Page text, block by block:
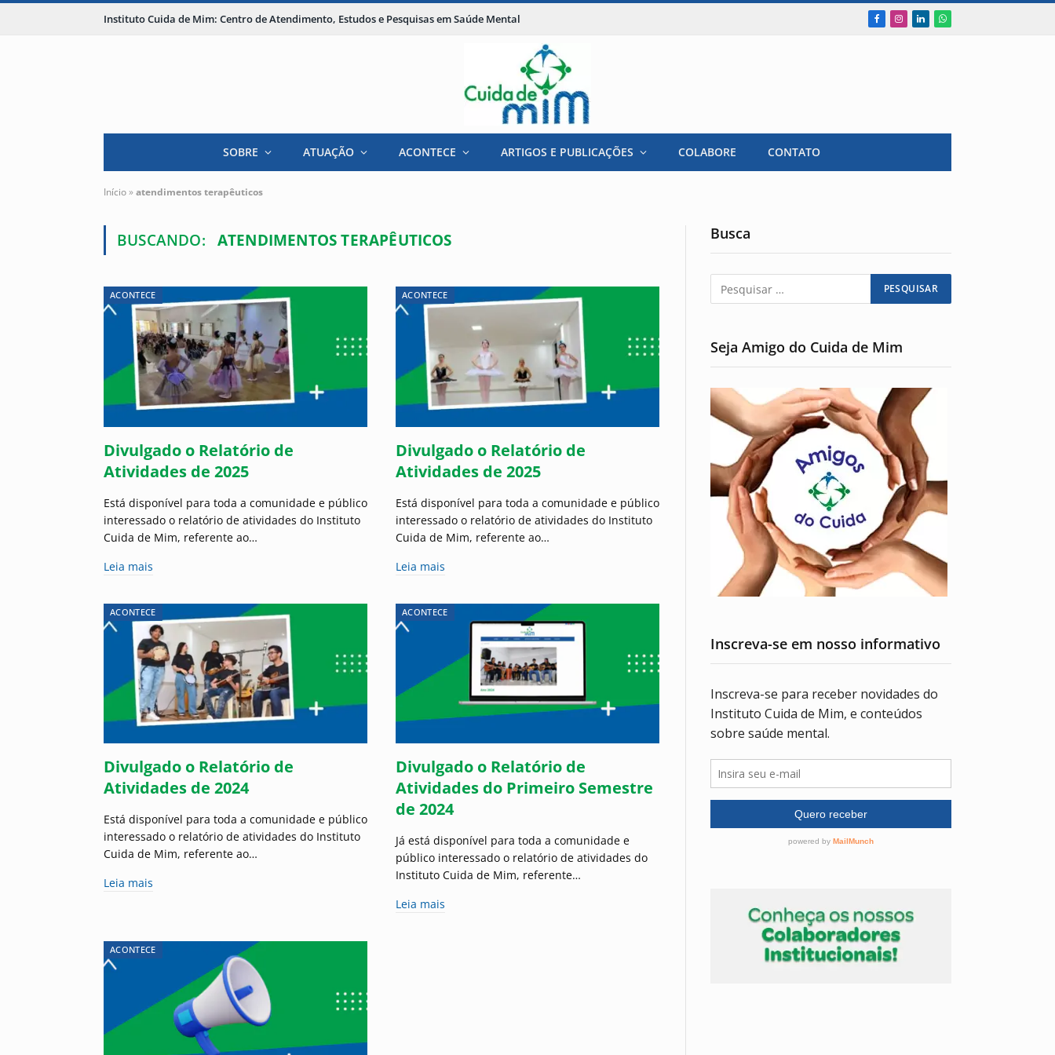
Instituto Cuida de Mim: Centro de Atendimento, Estudos e Pesquisas em Saúde Mental Facebook
Instagram
LinkedInWhatsApp
SOBRE ATUAÇÃO ACONTECE ARTIGOS E PUBLICAÇÕES COLABORE CONTATO
Início»atendimentos terapêuticos
BUSCANDO: ATENDIMENTOS TERAPÊUTICOS
ACONTECE
Divulgado o Relatório de
Atividades de 2025
Está disponível para toda a comunidade e público
interessado o relatório de atividades do Instituto
Cuida de Mim, referente ao…
Leia mais
ACONTECE
Divulgado o Relatório de
Atividades de 2025
Está disponível para toda a comunidade e público
interessado o relatório de atividades do Instituto
Cuida de Mim, referente ao…
Leia mais
ACONTECE
Divulgado o Relatório de
Atividades de 2024
Está disponível para toda a comunidade e público
interessado o relatório de atividades do Instituto
Cuida de Mim, referente ao…
Leia mais
ACONTECE
Divulgado o Relatório de
Atividades do Primeiro Semestre
de 2024
Já está disponível para toda a comunidade e
público interessado o relatório de atividades do
Instituto Cuida de Mim, referente…
Leia mais
ACONTECE
Busca
Seja Amigo do Cuida de Mim
Inscreva-se em nosso informativo